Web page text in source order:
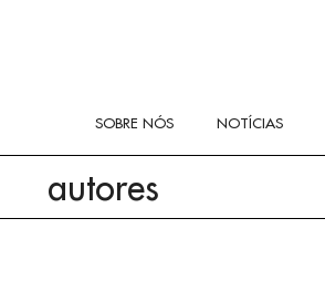
SOBRE NÓS NOTÍCIAS
autores